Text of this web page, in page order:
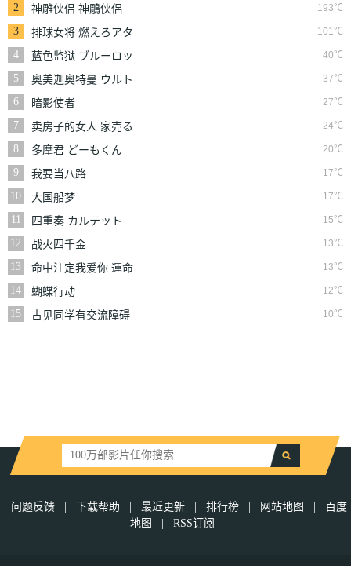
2 193℃
神雕侠侣 神鵰侠侶
コンドルヒーロー
3 101℃
排球女将 燃えろアタ
ック
4 40℃
蓝色监狱 ブルーロッ
ク
5 37℃
奥美迦奥特曼 ウルト
ラマンオメガ
6 27℃
暗影使者
7
24℃
卖房子的女人 家売る
オンナ
8 20℃
多摩君 どーもくん
9
17℃
我要当八路
10
17℃
大国船梦
11
15℃
四重奏 カルテット
12
13℃
战火四千金
13
13℃
命中注定我爱你 運命
から始まる恋 -You
14 12℃
蝴蝶行动
15
10℃
古见同学有交流障碍
问题反馈 下载帮助 最近更新 排行榜 网站地图
百度
地图
RSS订阅